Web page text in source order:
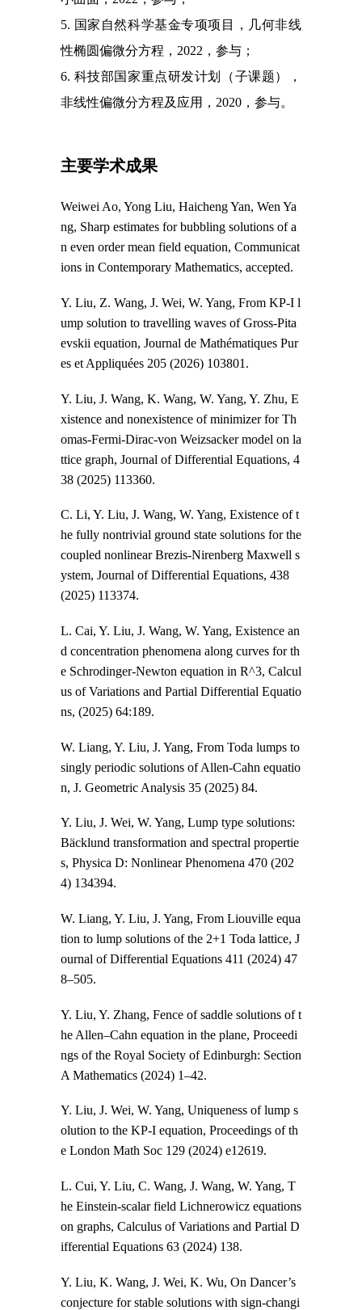
5. 国家自然科学基金专项项目，几何非线
性椭圆偏微分方程， 2022 ，参与；
6. 科技部国家重点研发计划（子课题），
非线性偏微分方程及应用， 2020 ，参与。
主要学术成果
Weiwei Ao, Yong Liu, Haicheng Yan, Wen Ya
ng, Sharp estimates for bubbling solutions of a
n even order mean field equation, Communicat
ions in Contemporary Mathematics, accepted.
Y. Liu, Z. Wang, J. Wei, W. Yang, From KP-I l
ump solution to travelling waves ofGross-Pita
evskii equation, Journal de Mathématiques Pur
es et Appliquées 205 (2026) 103801 .
Y. Liu, J. Wang, K. Wang, W. Yang, Y. Zhu, E
xistence and nonexistence of minimizer for Th
omas-Fermi-Dirac-von Weizsacker model on la
ttice graph, Journal of Differential Equations, 4
38 (2025) 113360.
C. Li, Y. Liu, J. Wang, W. Yang, Existence of t
he fully nontrivial ground state solutions for the
coupled nonlinear Brezis-Nirenberg Maxwell s
ystem, Journal of Differential Equations, 438
(2025) 113374.
L. Cai, Y. Liu, J. Wang, W. Yang, Existence an
d concentration phenomena along curves for th
e Schrodinger-Newton equation in R^3, Calcul
us of Variations and Partial Differential Equatio
ns, (2025) 64:189.
W. Liang, Y. Liu, J. Yang, From Toda lumps to
singly periodic solutions of Allen-Cahn equatio
n, J. Geometric Analysis 35 (2025) 84.
Y. Liu, J. Wei, W. Yang, Lump type solutions:
Bäcklund transformation and spectral propertie
s, Physica D: Nonlinear Phenomena 470 (202
4) 134394.
W. Liang, Y. Liu, J. Yang, From Liouville equa
tion to lump solutions of the 2+1 Toda lattice, J
ournal of Differential Equations 411 (2024) 47
8–505.
Y. Liu, Y. Zhang, Fence of saddle solutions of t
he Allen–Cahn equation in the plane, Proceedi
ngs of the Royal Society of Edinburgh: Section
A Mathematics (2024) 1–42.
Y. Liu, J. Wei, W. Yang, Uniqueness of lump s
olution to the KP‐I equation, Proceedings of th
e London Math Soc 129 (2024) e12619.
L. Cui, Y. Liu, C. Wang, J. Wang, W. Yang, T
he Einstein-scalar field Lichnerowicz equations
on graphs, Calculus of Variations and Partial D
ifferential Equations 63 (2024) 138.
Y. Liu, K. Wang, J. Wei, K. Wu, On Dancer’s
conjecture for stable solutions with sign-changi